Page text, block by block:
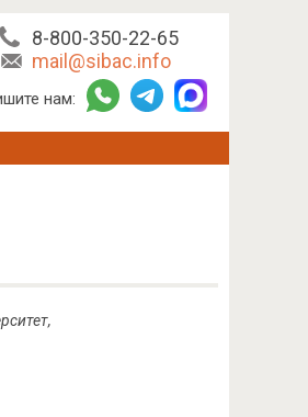
8-800-350-22-65
mail@sibac.info
нам: